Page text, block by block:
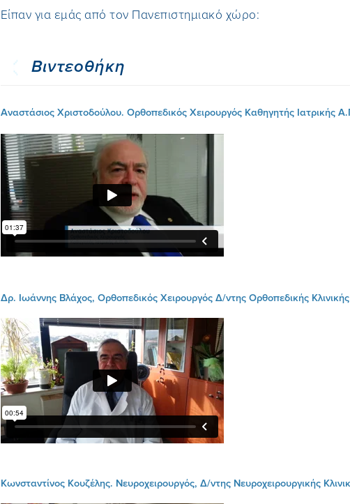
Είπαν για εμάς από τον Πανεπιστημιακό χώρο:
Βιντεοθήκη
Αναστάσιος Χριστοδούλου. Ορθοπεδικός Χειρουργός Καθηγητής Ιατρικής
Δρ. Ιωάννης Βλάχος, Ορθοπεδικός Χειρουργός Δ/ντης Ορθοπεδικής
Κωνσταντίνος Κουζέλης. Νευροχειρουργός, Δ/ντης Νευροχειρουργικής